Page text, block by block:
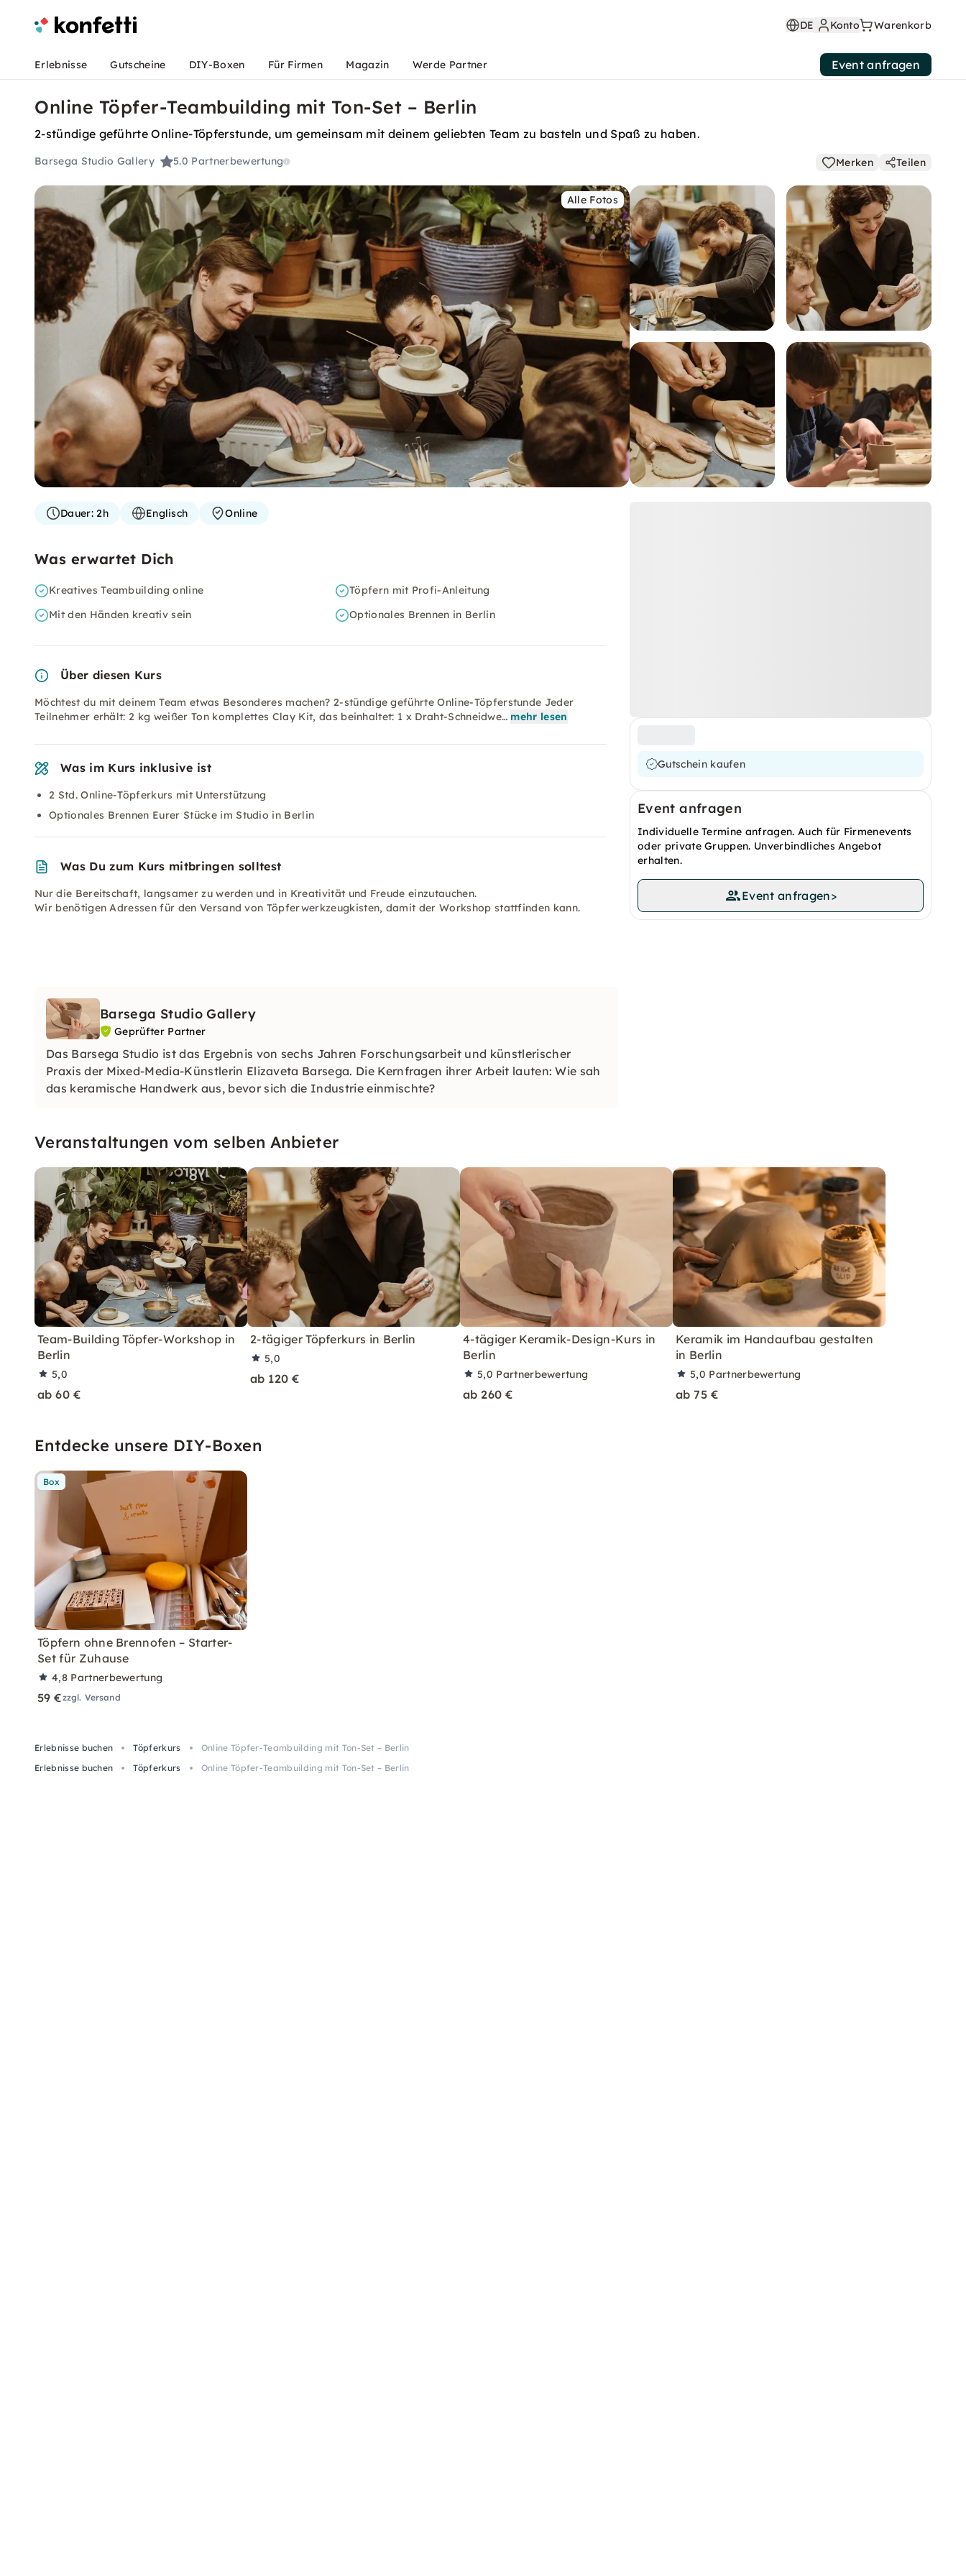
DE Konto Warenkorb
Erlebnisse Gutscheine DIY-Boxen Für Firmen Magazin Werde Partner Event anfragen
Online Töpfer-Teambuilding mit Ton-Set – Berlin
2-stündige geführte Online-Töpferstunde, um gemeinsam mit deinem geliebten Team zu basteln und Spaß zu haben.
Barsega Studio Gallery 5.0 Partnerbewertung Merken Teilen
Alle Fotos
Gutschein kaufen
Event anfragen
Individuelle Termine anfragen. Auch für Firmenevents
oder private Gruppen. Unverbindliches Angebot
erhalten.
Event anfragen>
Dauer:2h Englisch Online
Was erwartet Dich
Kreatives Teambuilding online
Töpfern mit Profi-Anleitung
Mit den Händen kreativ sein
Optionales Brennen in Berlin
Über diesen Kurs
Möchtest du mit deinem Team etwas Besonderes machen? 2-stündige geführte Online-Töpferstunde Jeder
Teilnehmer erhält: 2 kg weißer Ton komplettes Clay Kit, das beinhaltet: 1 x Draht-Schneidwe… mehr lesen
Was im Kurs inklusive ist
2 Std. Online-Töpferkurs mit Unterstützung
Optionales Brennen Eurer Stücke im Studio in Berlin
Was Du zum Kurs mitbringen solltest
Nur die Bereitschaft, langsamer zu werden und in Kreativität und Freude einzutauchen.
Wir benötigen Adressen für den Versand von Töpferwerkzeugkisten, damit der Workshop stattfinden kann.
Barsega Studio Gallery
Geprüfter Partner
Das Barsega Studio ist das Ergebnis von sechs Jahren Forschungsarbeit und künstlerischer
Praxis der Mixed-Media-Künstlerin Elizaveta Barsega. Die Kernfragen ihrer Arbeit lauten: Wie sah
das keramische Handwerk aus, bevor sich die Industrie einmischte?
Veranstaltungen vom selben Anbieter
Team-Building Töpfer-Workshop in
Berlin
5,0
ab 60 €
2-tägiger Töpferkurs in Berlin
5,0
ab 120 €
4-tägiger Keramik-Design-Kurs in
Berlin
5,0 Partnerbewertung
ab 260 €
Keramik im Handaufbau gestalten
in Berlin
5,0 Partnerbewertung
ab 75 €
Entdecke unsere DIY-Boxen
Box
Töpfern ohne Brennofen – Starter-
Set für Zuhause
4,8 Partnerbewertung
59 €zzgl. Versand
Erlebnisse buchen Töpferkurs
Online Töpfer-Teambuilding mit Ton-Set – Berlin
Erlebnisse buchen
Töpferkurs Online Töpfer-Teambuilding mit Ton-Set – Berlin